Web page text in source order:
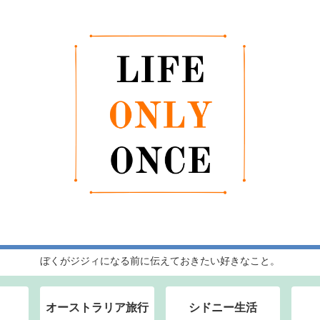
ぼくがジジィになる前に伝えておきたい好きなこと。
オーストラリア旅行 シドニー生活